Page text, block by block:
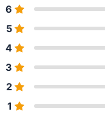
6
5
4
3
2
1